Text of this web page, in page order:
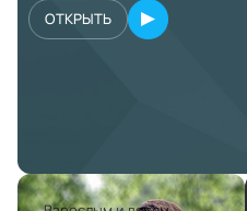
ОТКРЫТЬ